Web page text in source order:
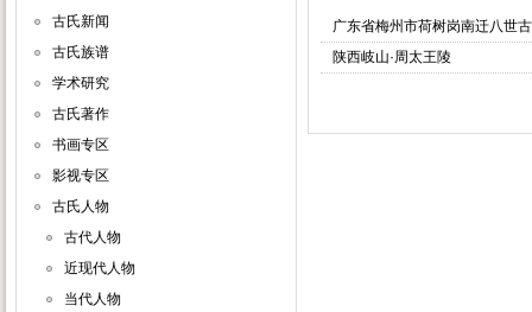
古氏新闻
古氏族谱
学术研究
古氏著作
书画专区
影视专区
古氏人物
古代人物
近现代人物
当代人物
广东省梅州市荷树岗南迁八世
陕西岐山·周太王陵